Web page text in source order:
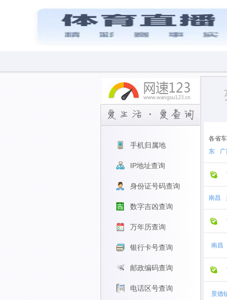
各省车
东
南昌
南昌
景德
手机归属地
IP地址查询
身份证号码查询
数字吉凶查询
万年历查询
银行卡号查询
邮政编码查询
电话区号查询